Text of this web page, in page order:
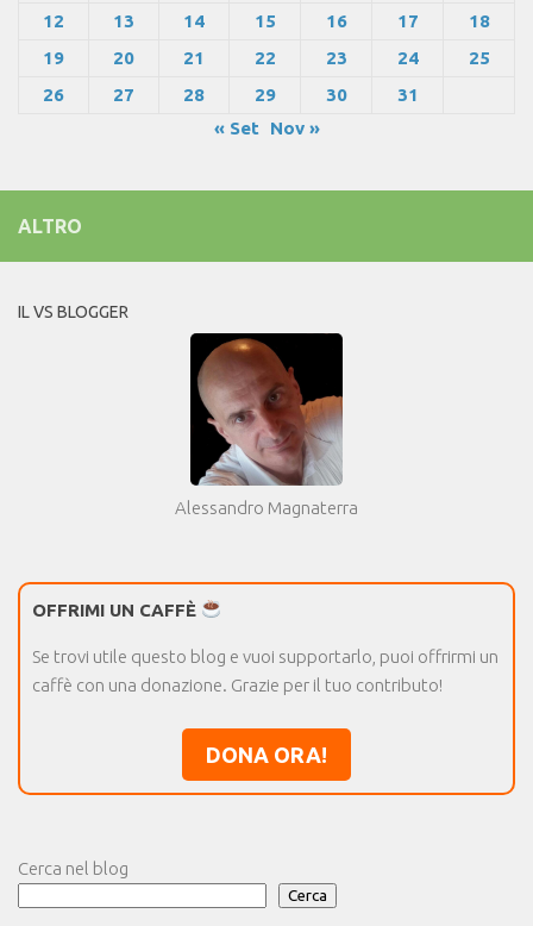
12
13 14 15 16 17
18
19
20 21 22 23 24
25
26
27 28 29 30
31
« Set
Nov »
ALTRO
IL VS BLOGGER
Alessandro Magnaterra
OFFRIMI UN CAFFÈ
Se trovi utile questo blog e vuoi supportarlo, puoi offrirmi un
caffè con una donazione. Grazie per il tuo contributo!
DONA ORA!
Cerca nel blog
Cerca